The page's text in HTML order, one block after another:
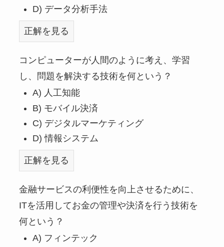
D) データ分析手法
正解を見る
コンピューターが人間のように考え、学習
し、問題を解決する技術を何という？
A) 人工知能
B) モバイル決済
C) デジタルマーケティング
D) 情報システム
正解を見る
金融サービスの利便性を向上させるために、
ITを活用してお金の管理や決済を行う技術を
何という？
A) フィンテック